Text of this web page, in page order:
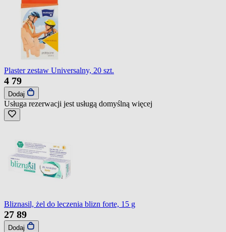
Plaster zestaw Universalny, 20 szt.
4 79
Dodaj
Usługa rezerwacji jest usługą domyślną więcej
Bliznasil, żel do leczenia blizn forte, 15 g
27 89
Dodaj